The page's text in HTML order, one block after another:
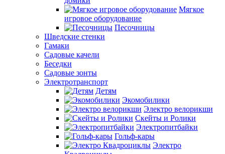
Мягкое
игровое оборудование
Песочницы
Шведские стенки
Гамаки
Садовые качели
Беседки
Садовые зонты
Электротранспорт
Детям
Экомобилики
Электро велорикши
Скейты и Ролики
Электропитбайки
Гольф-кары
Электро